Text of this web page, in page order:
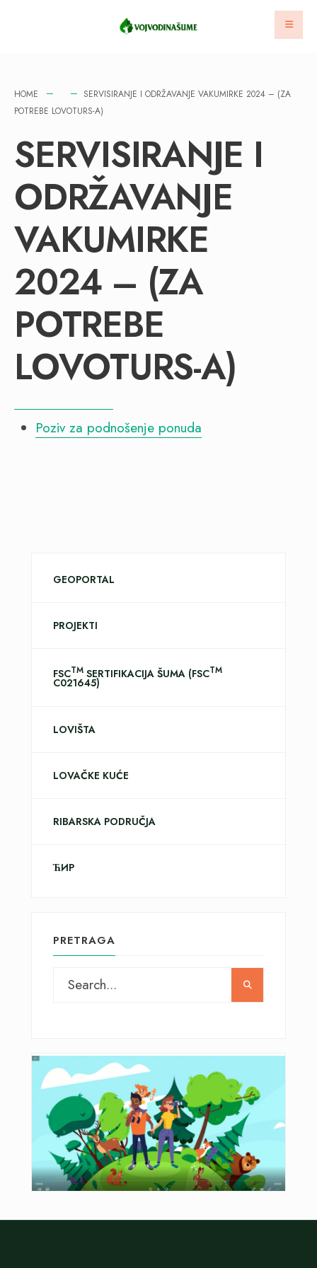
HOME
SERVISIRANJE I ODRŽAVANJE VAKUMIRKE 2024 – (ZA
POTREBE LOVOTURS-A)
SERVISIRANJE I
ODRŽAVANJE
VAKUMIRKE
2024 – (ZA
POTREBE
LOVOTURS-A)
Poziv za podnošenje ponuda
GEOPORTAL
PROJEKTI
FSCTM SERTIFIKACIJA ŠUMA (FSCTM
C021645)
LOVIŠTA
LOVAČKE KUĆE
RIBARSKA PODRUČJA
ЋИР
PRETRAGA